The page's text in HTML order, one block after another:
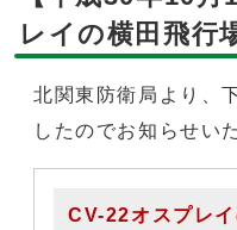
レイの横田飛行
北関東防衛局より、
したのでお知らせい
CV-22オスプレ